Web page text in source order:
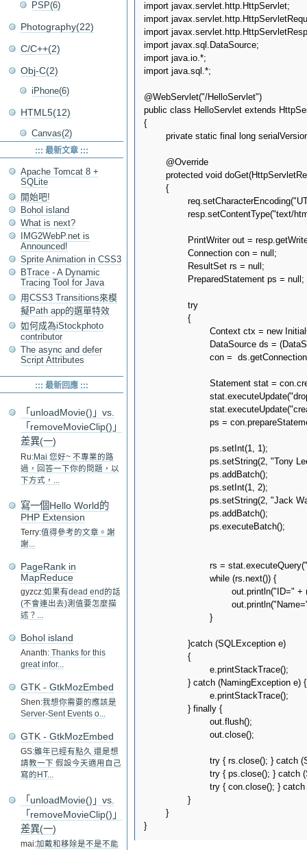
import javax.servlet.http.HttpServlet;
import
import
import javax.sql.DataSource;
import java.io.*;
import java.sql.*;
@WebServlet("/HelloServlet")
public class HelloServlet extends
{
}
PSP(6)
Photography(22)
C/C++(2)
Obj-C(2)
iPhone(6)
HTML5(12)
Canvas(2)
::: 最新文章 :::
Apache Tomcat 8 +
SQLite
開始吧!
Bohol island
What is next?
IMG2WebP.net is
Announced!
Sprite Animation in CSS3
BTrace - A Dynamic
Tracing Tool for Java
用CSS3 Transitions來模
擬Path app的選單特效
如何成為iStockphoto
contributor
The async and defer
Script Attributes
::: 最新回應 :::
「unloadMovie()」vs.
「removeMovieClip()」
差異(一)
Ru:Mai 您好~ 不專業的路
過，回答一下你的問題，以
下方式，...
寫一個Hello World的
PHP Extension
Terry:值得參考的文章。謝
謝...
PageRank in
MapReduce
gyzcz:如果有dead end的話
(不會連出去)測值要怎麼描
述？...
Bohol island
Ananth: Thanks for this
great infor...
GTK - GtkMozEmbed
Shen:我想你需要的應該是
Server-Sent Events o...
GTK - GtkMozEmbed
GS:雖年已經有點久 還是想
請教一下 假設今天適用自己
寫的HT...
「unloadMovie()」vs.
「removeMovieClip()」
差異(一)
mai:加戴和移除是不是不能